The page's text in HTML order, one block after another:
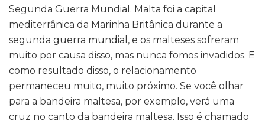
Segunda Guerra Mundial. Malta foi a capital
mediterrânica da Marinha Britânica durante a
segunda guerra mundial, e os malteses sofreram
muito por causa disso, mas nunca fomos invadidos. E
como resultado disso, o relacionamento
permaneceu muito, muito próximo. Se você olhar
para a bandeira maltesa, por exemplo, verá uma
cruz no canto da bandeira maltesa. Isso é chamado